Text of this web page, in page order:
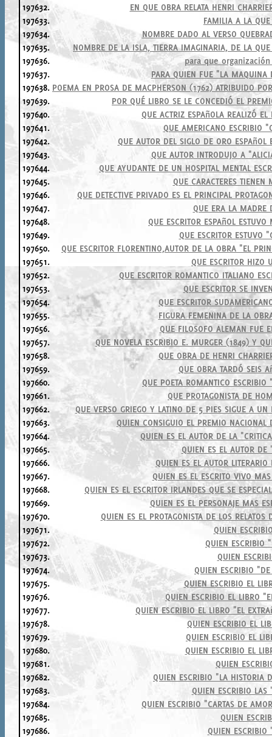
197632.
EN QUE OBRA RELATA HENRI
197633.
FAMILIA A LA QUE
197634.
NOMBRE DADO AL VERSO
197635.
NOMBRE DE LA ISLA, TIERRA IMAGINARIA, DE LA
197636.
para que
197637.
PARA QUIEN FUE "LA MAQUINA
197638. POEMA EN PROSA DE MACPHERSON (1762) ATRIBUIDO
197639.
POR QUÉ LIBRO SE LE CONCEDIÓ EL
197640.
QUE ACTRIZ ESPAñOLA REALIZÓ
197641.
QUE AMERICANO ESCRIBIO
197642.
QUE AUTOR DEL SIGLO DE ORO
197643.
QUE AUTOR INTRODUJO A
197644.
QUE AYUDANTE DE UN HOSPITAL MENTAL
197645.
QUE CARACTERES TIENEN
197646.
QUE DETECTIVE PRIVADO ES EL PRINCIPAL
197647.
QUE ERA LA MADRE
197648.
QUE ESCRITOR ESPAñOL
197649.
QUE ESCRITOR ESTUVO
197650.
QUE ESCRITOR FLORENTINO,AUTOR DE LA OBRA "EL
197651.
QUE ESCRITOR HIZO
197652.
QUE ESCRITOR ROMANTICO ITALIANO
197653.
QUE ESCRITOR SE
197654.
QUE ESCRITOR
197655.
FIGURA FEMENINA DE LA
197656.
QUE FILOSOFO ALEMAN FUE
197657.
QUE NOVELA ESCRIBIO E. MURGER (1849) Y
197658.
QUE OBRA DE HENRI
197659.
QUE OBRA TARDÓ SEIS
197660.
QUE POETA ROMANTICO
197661.
QUE PROTAGONISTA DE
197662.
QUE VERSO GRIEGO Y LATINO DE 5 PIES SIGUE A
197663.
QUIEN CONSIGUIO EL PREMIO NACIONAL
197664.
QUIEN ES EL AUTOR DE LA
197665.
QUIEN ES EL AUTOR
197666.
QUIEN ES EL AUTOR
197667.
QUIEN ES EL ESCRITO VIVO
197668.
QUIEN ES EL ESCRITOR IRLANDES QUE SE
197669.
QUIEN ES EL PERSONAJE MAS
197670.
QUIEN ES EL PROTAGONISTA DE LOS
197671.
QUIEN
197672.
QUIEN ESCRIBIO
197673.
QUIEN
197674.
QUIEN ESCRIBIO
197675.
QUIEN ESCRIBIO EL
197676.
QUIEN ESCRIBIO EL LIBRO
197677.
QUIEN ESCRIBIO EL LIBRO "EL
197678.
QUIEN ESCRIBIO EL
197679.
QUIEN ESCRIBIO EL
197680.
QUIEN ESCRIBIO EL
197681.
QUIEN
197682.
QUIEN ESCRIBIO "LA HISTORIA
197683.
QUIEN ESCRIBIO LAS
197684.
QUIEN ESCRIBIO "CARTAS DE
197685.
QUIEN
197686.
QUIEN ESCRIBIO